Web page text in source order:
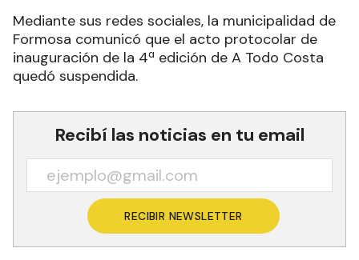
Mediante sus redes sociales, la municipalidad de
Formosa comunicó que el acto protocolar de
inauguración de la 4ª edición de A Todo Costa
quedó suspendida.
Recibí las noticias en tu email
RECIBIR NEWSLETTER